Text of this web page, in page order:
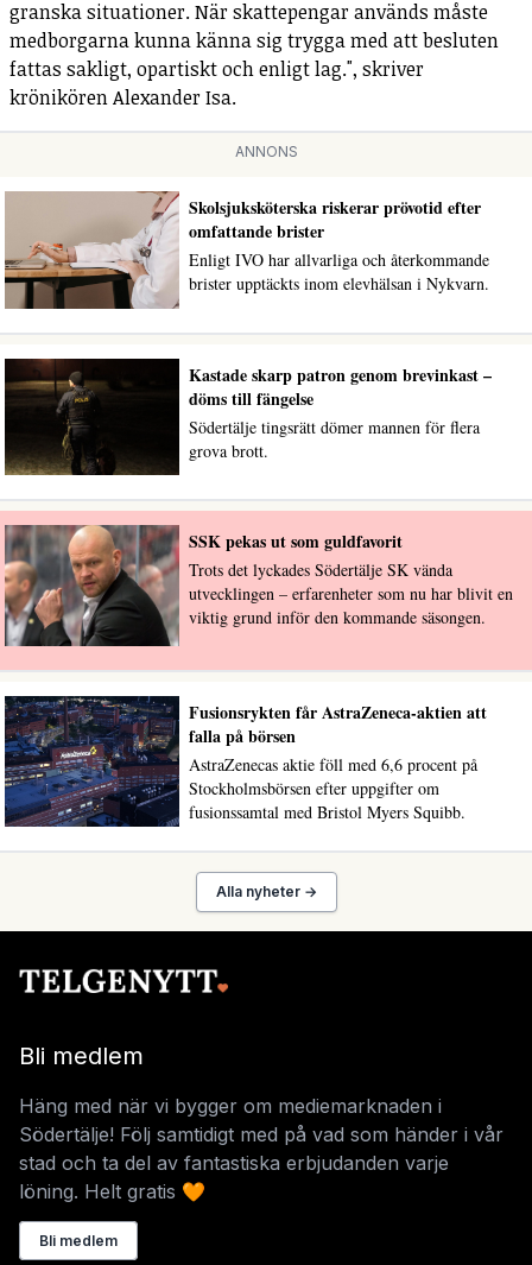
granska situationer. När skattepengar används måste
medborgarna kunna känna sig trygga med att besluten
fattas sakligt, opartiskt och enligt lag.", skriver
krönikören Alexander Isa.
ANNONS
Skolsjuksköterska riskerar prövotid efter
omfattande brister
Enligt IVO har allvarliga och återkommande
brister upptäckts inom elevhälsan i Nykvarn.
Kastade skarp patron genom brevinkast –
döms till fängelse
Södertälje tingsrätt dömer mannen för flera
grova brott.
SSK pekas ut som guldfavorit
Trots det lyckades Södertälje SK vända
utvecklingen – erfarenheter som nu har blivit en
viktig grund inför den kommande säsongen.
Fusionsrykten får AstraZeneca-aktien att
falla på börsen
AstraZenecas aktie föll med 6,6 procent på
Stockholmsbörsen efter uppgifter om
fusionssamtal med Bristol Myers Squibb.
Alla nyheter →
Bli medlem
Häng med när vi bygger om mediemarknaden i
Södertälje! Följ samtidigt med på vad som händer i vår
stad och ta del av fantastiska erbjudanden varje
löning. Helt gratis 🧡
Bli medlem